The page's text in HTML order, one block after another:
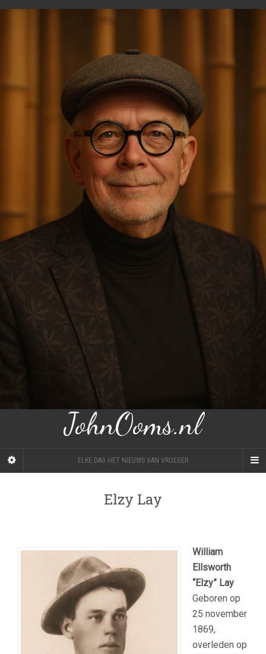
JohnOoms.nl
ELKE DAG HET NIEUWS VAN VROEGER
Elzy Lay
William
Ellsworth
“Elzy” Lay
Geboren op
25 november
1869,
overleden op